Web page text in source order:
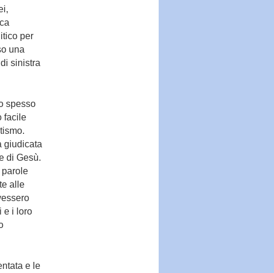
per
una
sinistra
spesso
facile
giudicata
di Gesù.
parole
alle
e i loro
e le